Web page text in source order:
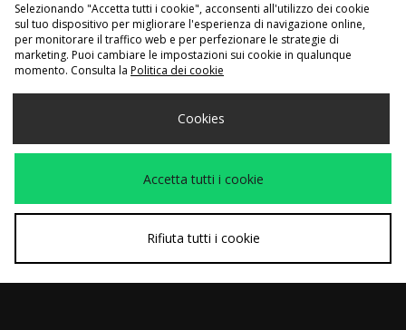
da parte del gruppo size?. Per conoscere i dettagli sul trattamento dei tuoi
Traccia il mio ordine Guida alle taglie
Klarna
Consegna e Resi
Azienda
Sconto studenti
Selezionando "Accetta tutti i cookie", acconsenti all'utilizzo dei cookie
sul tuo dispositivo per migliorare l'esperienza di navigazione online,
per monitorare il traffico web e per perfezionare le strategie di
marketing. Puoi cambiare le impostazioni sui cookie in qualunque
momento. Consulta la Politica dei cookie
Cookies
Accetta tutti i cookie
Rifiuta tutti i cookie